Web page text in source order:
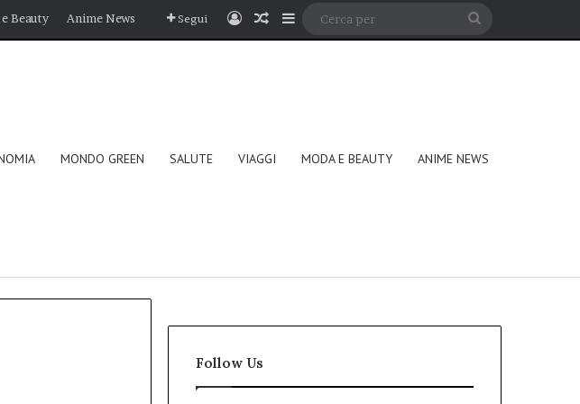
Beauty Anime News Segui AccediUn articolo a caso
Barra laterale
MONDO GREEN SALUTE VIAGGI MODA E BEAUTY ANIME NEWS
Follow Us